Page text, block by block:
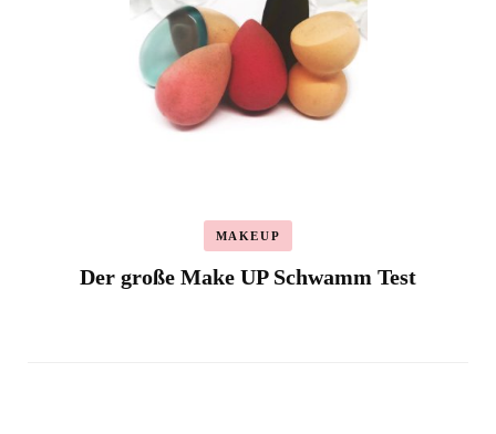
MAKEUP
Der große Make UP Schwamm Test